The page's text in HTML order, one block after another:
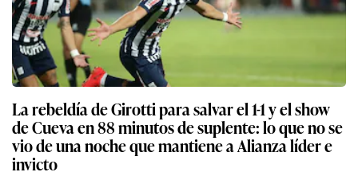
La rebeldía de Girotti para salvar el 1-1 y el show
de Cueva en 88 minutos de suplente: lo que no se
vio de una noche que mantiene a Alianza líder e
invicto